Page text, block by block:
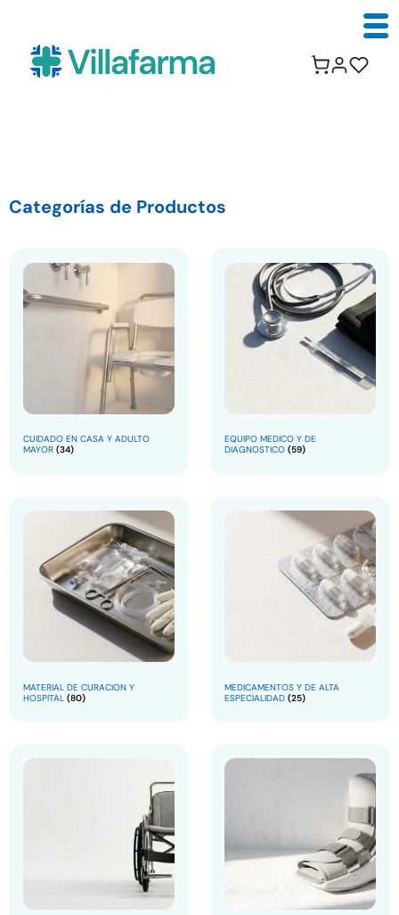
Categorías de Productos
CUIDADO EN CASA Y ADULTO
MAYOR (34)
EQUIPO MEDICO Y DE
DIAGNOSTICO (59)
MATERIAL DE CURACION Y
HOSPITAL (80)
MEDICAMENTOS Y DE ALTA
ESPECIALIDAD (25)